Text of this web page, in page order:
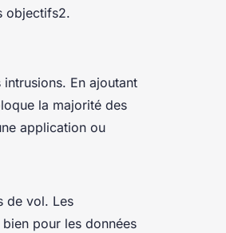
objectifs2.
En ajoutant
la majorité des
application ou
de vol. Les
pour les données